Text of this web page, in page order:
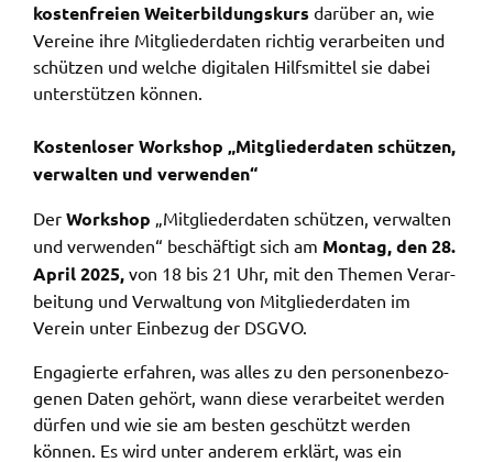
kosten­frei­en Weiter­bil­dungs­kurs darüber an, wie
Verei­ne ihre Mitglie­der­da­ten rich­tig verar­bei­ten und
schüt­zen und welche digi­ta­len Hilfs­mit­tel sie dabei
unter­stüt­zen können.
Kosten­lo­ser Work­shop „Mitglie­der­da­ten schüt­zen,
verwal­ten und verwen­den“
Der Work­shop „Mitglie­der­da­ten schüt­zen, verwal­ten
und verwen­den“ beschäf­tigt sich am Montag, den 28.
April 2025, von 18 bis 21 Uhr, mit den Themen Verar­
bei­tung und Verwal­tung von Mitglie­der­da­ten im
Verein unter Einbe­zug der DSGVO.
Enga­gier­te erfah­ren, was alles zu den perso­nen­be­zo­
ge­nen Daten gehört, wann diese verar­bei­tet werden
dürfen und wie sie am besten geschützt werden
können. Es wird unter ande­rem erklärt, was ein
Name:
accessibility
Anbieter:
Landratsamt Schweinfurt
Zweck:
Kontrast und Schriftgröße
Session
EXTERNE MEDIEN
Daten bei Aktivierung dieser Auswahlaußerhalb
des Verantwortungsbereichs des Landratsamtes
Schweinfurt liegt und hierfür ausschließlich die
Datenschutzbestimmungen des Anbieters YouTube